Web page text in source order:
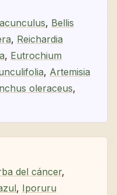
, Bellis
, Reichardia
, Eutrochium
, Artemisia
oleraceus,
del cáncer,
, Iporuru